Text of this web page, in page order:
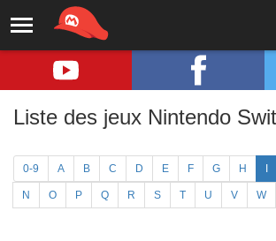
Liste des jeux Nintendo
0-9 A B C D E F G H
N O P Q R S T U V W